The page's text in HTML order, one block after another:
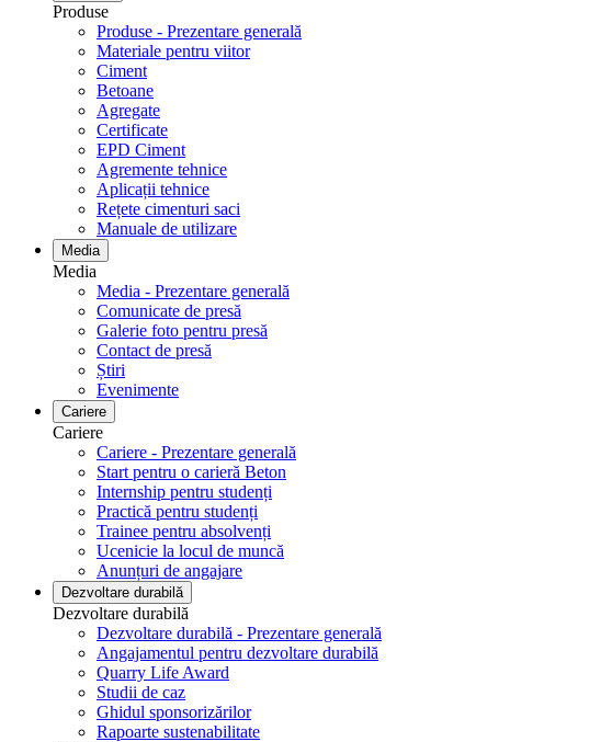
Produse
Produse - Prezentare generală
Materiale pentru viitor
Ciment
Betoane
Agregate
Certificate
EPD Ciment
Agremente tehnice
Aplicații tehnice
Rețete cimenturi saci
Manuale de utilizare
Media
Media
Media - Prezentare generală
Comunicate de presă
Galerie foto pentru ​​​​​​​presă
Contact de presă
Știri
Evenimente
Cariere
Cariere
Cariere - Prezentare generală
Start pentru o carieră Beton
Internship pentru studenți
Practică pentru studenți
Trainee pentru absolvenți
Ucenicie la locul de muncă
Anunțuri de angajare
Dezvoltare durabilă
Dezvoltare durabilă
Dezvoltare durabilă - Prezentare generală
Angajamentul pentru dezvoltare durabilă
Quarry Life Award
Studii de caz
Ghidul sponsorizărilor
Rapoarte sustenabilitate